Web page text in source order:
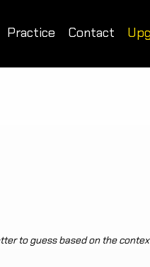
Practice Contact
to guess based on the